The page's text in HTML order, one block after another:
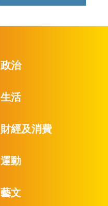
政治
生活
財經及消費
運動
藝文